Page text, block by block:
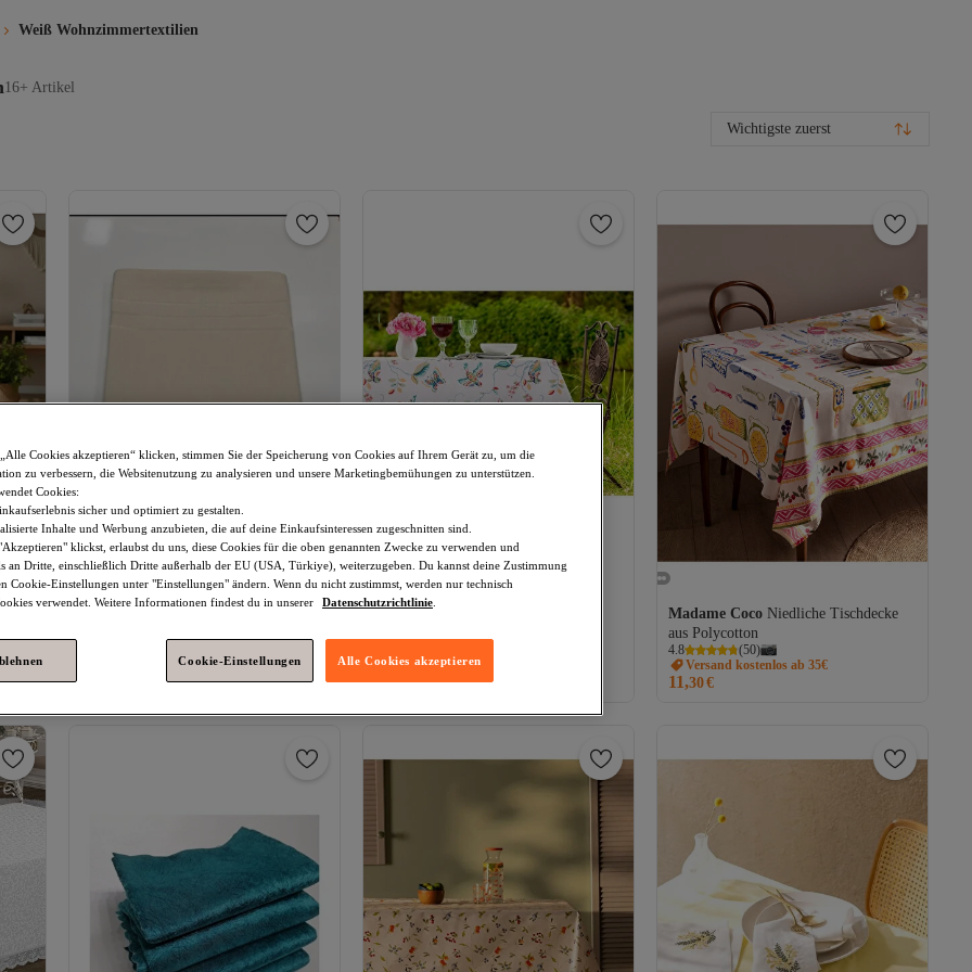
Weiß Wohnzimmertextilien
16+ Artikel
Wichtigste zuerst
Platz 1 der Top-Favoriten
Versand kostenlos ab 35€
Madame Coco
6,39€
Madame Coco Niedliche Tischdecke
aus Polycotton
4.8 (50)
Versand kostenlos ab 35€
11,30€
Cookies akzeptieren“ klicken, stimmen Sie der Speicherung von Cookies auf Ihrem Gerät zu, um die
zu verbessern, die Websitenutzung zu analysieren und unsere Marketingbemühungen zu unterstützen.
Cookies:
sicher und optimiert zu gestalten.
Inhalte und Werbung anzubieten, die auf deine Einkaufsinteressen zugeschnitten sind.
klickst, erlaubst du uns, diese Cookies für die oben genannten Zwecke zu verwenden und
an Dritte, einschließlich Dritte außerhalb der EU (USA, Türkiye), weiterzugeben. Du kannst deine Zustimmung
Cookie-Einstellungen unter "Einstellungen" ändern. Wenn du nicht zustimmst, werden nur technisch
verwendet. Weitere Informationen findest du in unserer
Datenschutzrichtlinie
Cookie-Einstellungen Alle Cookies akzeptieren